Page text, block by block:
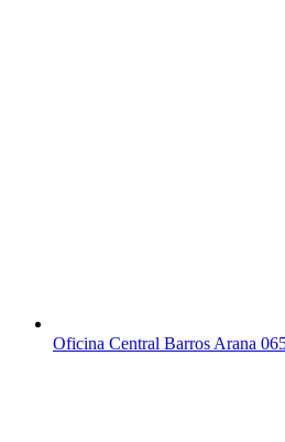
Oficina Central Barros Arana